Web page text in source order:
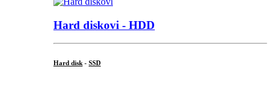
Hard diskovi - HDD
Hard disk - SSD